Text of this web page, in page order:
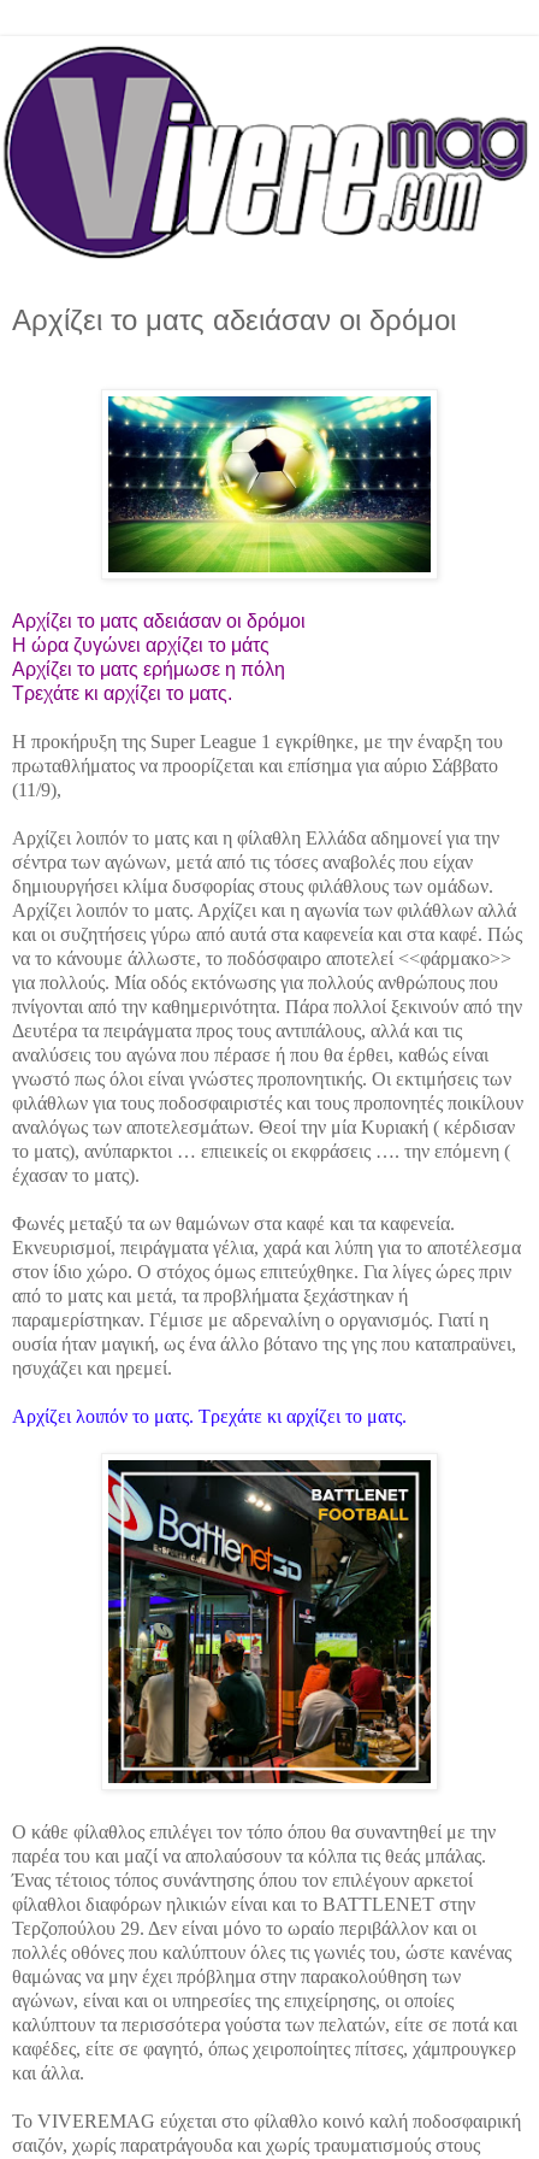
Αρχίζει το ματς αδειάσαν οι δρόμοι
Αρχίζει το ματς αδειάσαν οι δρόμοι
Η ώρα ζυγώνει αρχίζει το μάτς
Αρχίζει το ματς ερήμωσε η πόλη
Τρεχάτε κι αρχίζει το ματς.
Η προκήρυξη της Super League 1 εγκρίθηκε, με την έναρξη του
πρωταθλήματος να προορίζεται και επίσημα για αύριο Σάββατο
(11/9),
Αρχίζει λοιπόν το ματς και η φίλαθλη Ελλάδα αδημονεί για την
σέντρα των αγώνων, μετά από τις τόσες αναβολές που είχαν
δημιουργήσει κλίμα δυσφορίας στους φιλάθλους των ομάδων.
Αρχίζει λοιπόν το ματς. Αρχίζει και η αγωνία των φιλάθλων αλλά
και οι συζητήσεις γύρω από αυτά στα καφενεία και στα καφέ. Πώς
να το κάνουμε άλλωστε, το ποδόσφαιρο αποτελεί <<φάρμακο>>
για πολλούς. Μία οδός εκτόνωσης για πολλούς ανθρώπους που
πνίγονται από την καθημερινότητα. Πάρα πολλοί ξεκινούν από την
Δευτέρα τα πειράγματα προς τους αντιπάλους, αλλά και τις
αναλύσεις του αγώνα που πέρασε ή που θα έρθει, καθώς είναι
γνωστό πως όλοι είναι γνώστες προπονητικής. Οι εκτιμήσεις των
φιλάθλων για τους ποδοσφαιριστές και τους προπονητές ποικίλουν
αναλόγως των αποτελεσμάτων. Θεοί την μία Κυριακή ( κέρδισαν
το ματς), ανύπαρκτοι … επιεικείς οι εκφράσεις …. την επόμενη (
έχασαν το ματς).
Φωνές μεταξύ τα ων θαμώνων στα καφέ και τα καφενεία.
Εκνευρισμοί, πειράγματα γέλια, χαρά και λύπη για το αποτέλεσμα
στον ίδιο χώρο. Ο στόχος όμως επιτεύχθηκε. Για λίγες ώρες πριν
από το ματς και μετά, τα προβλήματα ξεχάστηκαν ή
παραμερίστηκαν. Γέμισε με αδρεναλίνη ο οργανισμός. Γιατί η
ουσία ήταν μαγική, ως ένα άλλο βότανο της γης που καταπραϋνει,
ησυχάζει και ηρεμεί.
Αρχίζει λοιπόν το ματς. Τρεχάτε κι αρχίζει το ματς.
Ο κάθε φίλαθλος επιλέγει τον τόπο όπου θα συναντηθεί με την
παρέα του και μαζί να απολαύσουν τα κόλπα τις θεάς μπάλας.
Ένας τέτοιος τόπος συνάντησης όπου τον επιλέγουν αρκετοί
φίλαθλοι διαφόρων ηλικιών είναι και το BATTLENET στην
Τερζοπούλου 29. Δεν είναι μόνο το ωραίο περιβάλλον και οι
πολλές οθόνες που καλύπτουν όλες τις γωνιές του, ώστε κανένας
θαμώνας να μην έχει πρόβλημα στην παρακολούθηση των
αγώνων, είναι και οι υπηρεσίες της επιχείρησης, οι οποίες
καλύπτουν τα περισσότερα γούστα των πελατών, είτε σε ποτά και
καφέδες, είτε σε φαγητό, όπως χειροποίητες πίτσες, χάμπρουγκερ
και άλλα.
Το VIVEREMAG εύχεται στο φίλαθλο κοινό καλή ποδοσφαιρική
σαιζόν, χωρίς παρατράγουδα και χωρίς τραυματισμούς στους